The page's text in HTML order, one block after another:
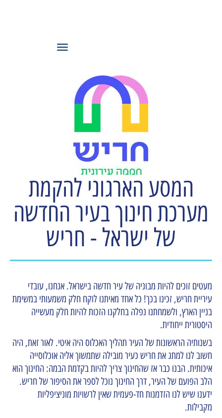
תפריט
המסע הארגוני להקמת
מערכת חינוך בעיר החדשה
של ישראל - חריש
מעטים זוכים להיות מבוניה של עיר חדשה בישראל. אנחנו, עובדי
עיריית חריש, זכינו בכך! כל אחד מאיתנו לוקח חלק משמעותי במשימת
בניין הארץ, ולשמחתנו נפלה בחלקנו הזכות להיות חלק מעשייה
היסטורית ייחודית.
בשנותיה הראשונות של העיר תהליך האכלוס היה איטי. לאור זאת, היה
חשוב לנו למתג את חריש כעיר מובילה שתמשוך אליה אוכלוסייה
איכותית. הבנו כבר אז שהחינוך צריך להיות בקדמת הבמה: החינוך הוא
הלב הפועם של העיר, דרך החינוך נוכל לספר את הסיפור של חריש.
ידענו שיש לנו הזדמנות חד-פעמית שאין לרשויות מוניציפליות
מקבילות.